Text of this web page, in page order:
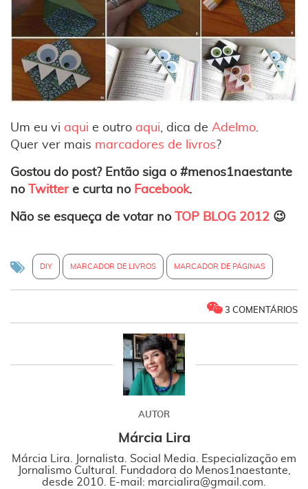
Um eu vi aqui e outro aqui, dica de Adelmo.
Quer ver mais marcadores de livros?
Gostou do post? Então siga o #menos1naestante
no
Twittere curta no Facebook.
Não se esqueça de votar no TOP BLOG 2012 😉
DIY MARCADOR DE LIVROS MARCADOR DE PÁGINAS
3 COMENTÁRIOS
AUTOR
Márcia Lira
Márcia Lira. Jornalista. Social Media. Especialização em
Jornalismo Cultural. Fundadora do Menos1naestante,
desde 2010. E-mail: marcialira@gmail.com.